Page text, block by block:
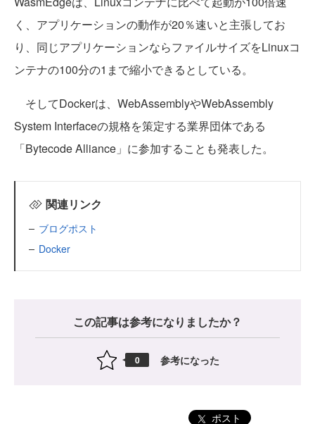
く、アプリケーションの動作が20％速いと主張してお
り、同じアプリケーションならファイルサイズをLinuxコ
ンテナの100分の1まで縮小できるとしている。
そしてDockerは、WebAssemblyやWebAssembly
System Interfaceの規格を策定する業界団体である
「Bytecode Alliance」に参加することも発表した。
関連リンク
ブログポスト
Docker
この記事は参考になりましたか？
0 参考になった
ポスト